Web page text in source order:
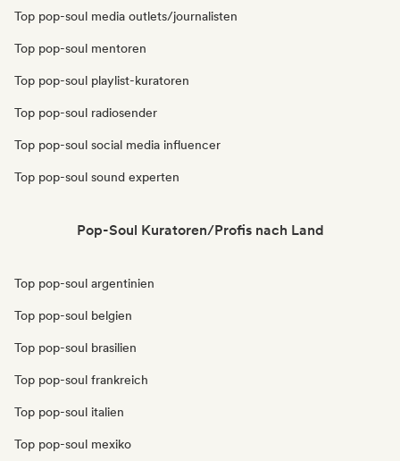
Top pop-soul media outlets/journalisten
Top pop-soul mentoren
Top pop-soul playlist-kuratoren
Top pop-soul radiosender
Top pop-soul social media influencer
Top pop-soul sound experten
Pop-Soul Kuratoren/Profis nach Land
Top pop-soul argentinien
Top pop-soul belgien
Top pop-soul brasilien
Top pop-soul frankreich
Top pop-soul italien
Top pop-soul mexiko